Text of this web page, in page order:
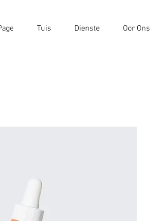
Tuis Dienste Oor Ons